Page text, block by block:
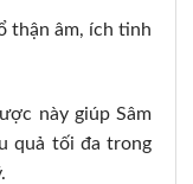
thận âm, ích tinh
này giúp Sâm
quả tối đa trong